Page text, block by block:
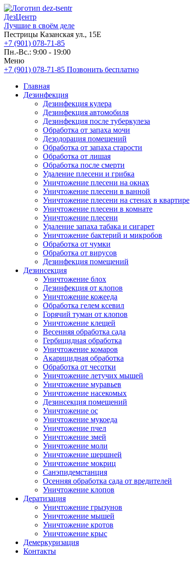
ДезЦентр
Лучшие в своём деле
Пестрицы Казанская ул., 15Е
+7 (901) 078-71-85
Пн.-Вс.: 9:00 - 19:00
Меню
+7 (901) 078-71-85 Позвонить бесплатно
Главная
Дезинфекция
Дезинфекция кулера
Дезинфекция автомобиля
Дезинфекция после туберкулеза
Обработка от запаха мочи
Дезодорация помещений
Обработка от запаха старости
Обработка от лишая
Обработка после смерти
Удаление плесени и грибка
Уничтожение плесени на окнах
Уничтожение плесени в ванной
Уничтожение плесени на стенах в квартире
Уничтожение плесени в комнате
Уничтожение плесени
Удаление запаха табака и сигарет
Уничтожение бактерий и микробов
Обработка от чумки
Обработка от вирусов
Дезинфекция помещений
Дезинсекция
Уничтожение блох
Дезинфекция от клопов
Уничтожение кожееда
Обработка гелем ксевил
Горячий туман от клопов
Уничтожение клещей
Весенняя обработка сада
Гербицидная обработка
Уничтожение комаров
Акарицидная обработка
Обработка от чесотки
Уничтожение летучих мышей
Уничтожение муравьев
Уничтожение насекомых
Дезинсекция помещений
Уничтожение ос
Уничтожение мукоеда
Уничтожение пчел
Уничтожение змей
Уничтожение моли
Уничтожение шершней
Уничтожение мокриц
Санэпидемстанция
Осенняя обработка сада от вредителей
Уничтожение клопов
Дератизация
Уничтожение грызунов
Уничтожение мышей
Уничтожение кротов
Уничтожение крыс
Демеркуризация
Контакты